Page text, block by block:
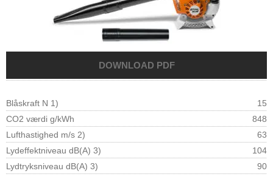
Blåskraft N 1)
15
CO2 værdi g/kWh
848
Lufthastighed m/s 2)
63
Lydeffektniveau dB(A) 3)
104
Lydtryksniveau dB(A) 3)
90